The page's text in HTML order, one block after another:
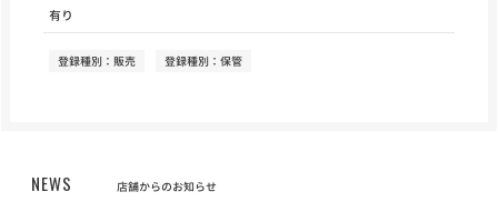
有り
登録種別：販売 登録種別：保管
NEWS 店舗からのお知らせ